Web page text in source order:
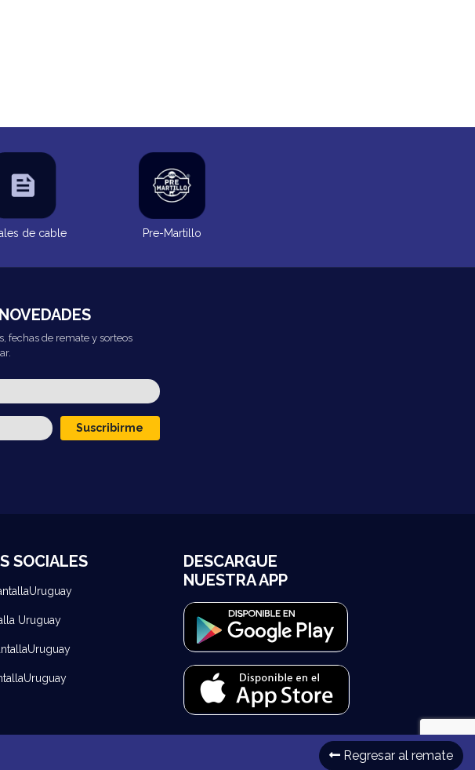
Regresar al remate
de cable Pre-Martillo
fechas de remate y sorteos
Suscribirme
SOCIALES
Uruguay
DESCARGUE
NUESTRA APP